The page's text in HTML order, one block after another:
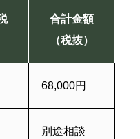
合計金額
（税抜）
68,000円
別途相談